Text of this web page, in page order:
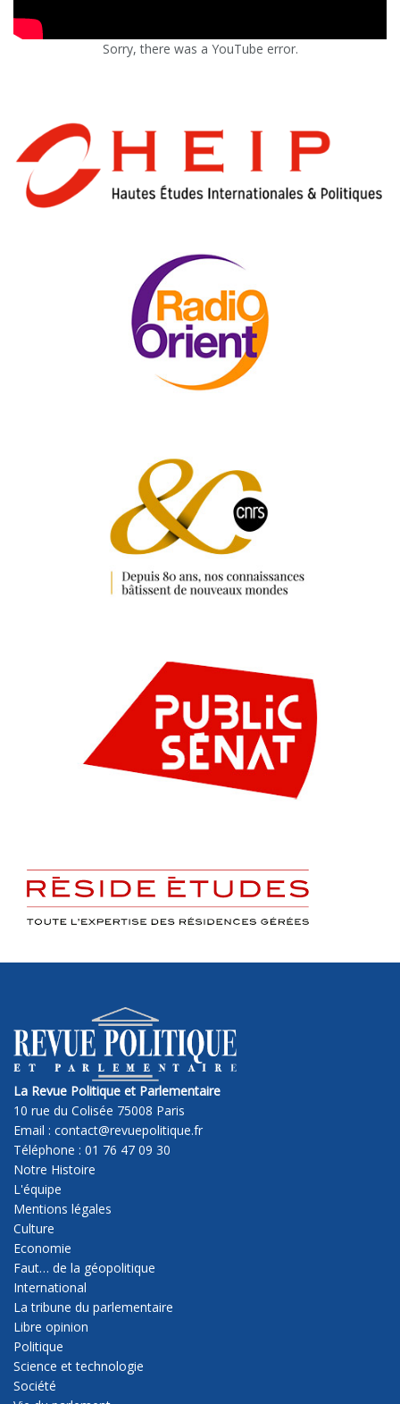
Sorry, there was a YouTube error.
La Revue Politique et Parlementaire
10 rue du Colisée 75008 Paris
Email : contact@revuepolitique.fr
Téléphone : 01 76 47 09 30
Notre Histoire
L'équipe
Mentions légales
Culture
Economie
Faut… de la géopolitique
International
La tribune du parlementaire
Libre opinion
Politique
Science et technologie
Société